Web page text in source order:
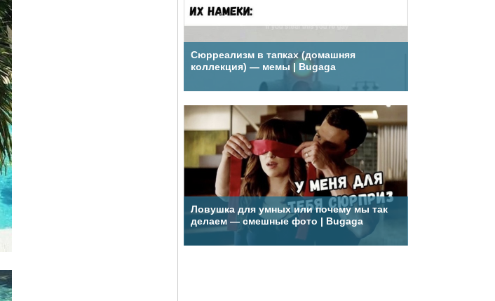
Сюрреализм в тапках (домашняя
коллекция) — мемы | Bugaga
Ловушка для умных или почему мы так
делаем — смешные фото | Bugaga